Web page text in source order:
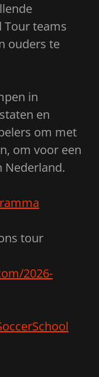
Tour teams
ouders te
in
en
om met
om voor een
Nederland.
tour
2026-